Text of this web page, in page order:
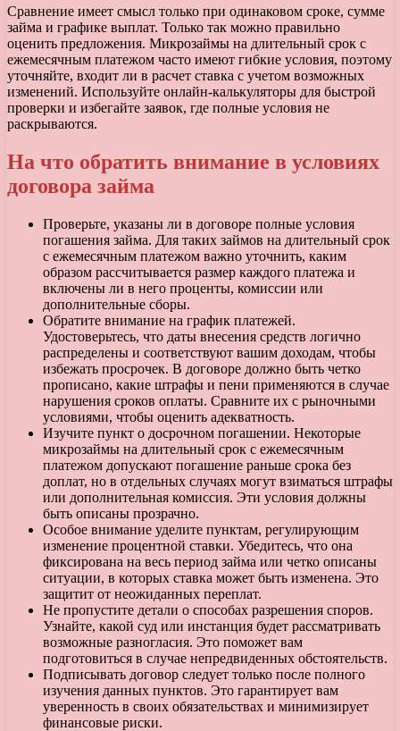
Сравнение имеет смысл только при одинаковом сроке, сумме
займа и графике выплат. Только так можно правильно
оценить предложения. Микрозаймы на длительный срок с
ежемесячным платежом часто имеют гибкие условия, поэтому
уточняйте, входит ли в расчет ставка с учетом возможных
изменений. Используйте онлайн-калькуляторы для быстрой
проверки и избегайте заявок, где полные условия не
раскрываются.
На что обратить внимание в условиях
договора займа
Проверьте, указаны ли в договоре полные условия
погашения займа. Для таких займов на длительный срок
с ежемесячным платежом важно уточнить, каким
образом рассчитывается размер каждого платежа и
включены ли в него проценты, комиссии или
дополнительные сборы.
Обратите внимание на график платежей.
Удостоверьтесь, что даты внесения средств логично
распределены и соответствуют вашим доходам, чтобы
избежать просрочек. В договоре должно быть четко
прописано, какие штрафы и пени применяются в случае
нарушения сроков оплаты. Сравните их с рыночными
условиями, чтобы оценить адекватность.
Изучите пункт о досрочном погашении. Некоторые
микрозаймы на длительный срок с ежемесячным
платежом допускают погашение раньше срока без
доплат, но в отдельных случаях могут взиматься штрафы
или дополнительная комиссия. Эти условия должны
быть описаны прозрачно.
Особое внимание уделите пунктам, регулирующим
изменение процентной ставки. Убедитесь, что она
фиксирована на весь период займа или четко описаны
ситуации, в которых ставка может быть изменена. Это
защитит от неожиданных переплат.
Не пропустите детали о способах разрешения споров.
Узнайте, какой суд или инстанция будет рассматривать
возможные разногласия. Это поможет вам
подготовиться в случае непредвиденных обстоятельств.
Подписывать договор следует только после полного
изучения данных пунктов. Это гарантирует вам
уверенность в своих обязательствах и минимизирует
финансовые риски.